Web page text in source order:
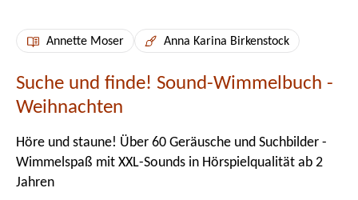
Annette Moser Anna Karina Birkenstock
Suche und finde! Sound-Wimmelbuch -
Weihnachten
Höre und staune! Über 60 Geräusche und Suchbilder -
Wimmelspaß mit XXL-Sounds in Hörspielqualität ab 2
Jahren